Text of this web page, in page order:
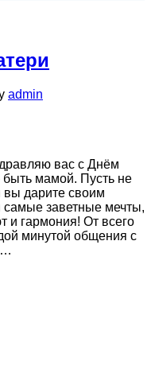
admin
вас с Днём
быть мамой. Пусть не
вы дарите своим
самые заветные мечты,
и гармония! От всего
минутой общения с